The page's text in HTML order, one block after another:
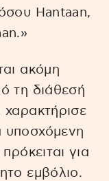
Hantaan,
ακόμη
τη διάθεσή
υποσχόμενη
για
εμβόλιο.